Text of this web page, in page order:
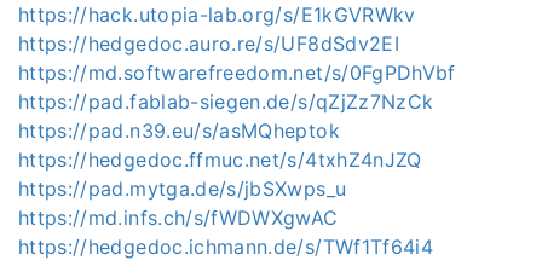
https://hack.utopia-lab.org/s/E1kGVRWkv
https://hedgedoc.auro.re/s/UF8dSdv2EI
https://md.softwarefreedom.net/s/0FgPDhVbf
https://pad.fablab-siegen.de/s/qZjZz7NzCk
https://pad.n39.eu/s/asMQheptok
https://hedgedoc.ffmuc.net/s/4txhZ4nJZQ
https://pad.mytga.de/s/jbSXwps_u
https://md.infs.ch/s/fWDWXgwAC
https://hedgedoc.ichmann.de/s/TWf1Tf64i4